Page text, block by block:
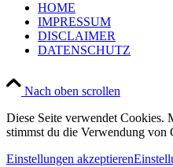
HOME
IMPRESSUM
DISCLAIMER
DATENSCHUTZ
Nach oben scrollen
Diese Seite verwendet Cookies.
stimmst du die Verwendung von
Einstellungen akzeptieren